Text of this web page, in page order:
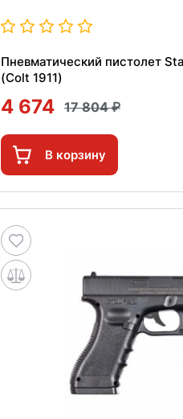
Пневматический пистолет
(Colt 1911)
4 674 17 804
В корзину